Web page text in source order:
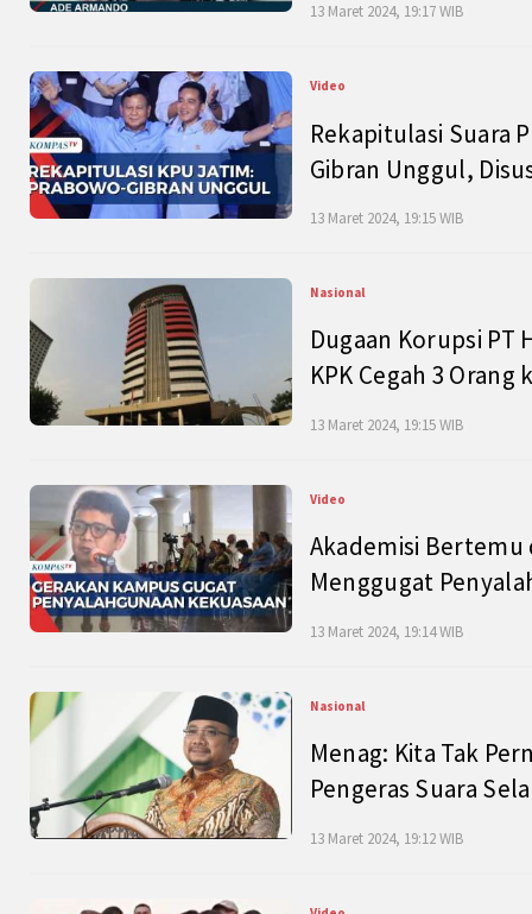
13 Maret 2024, 19:17 WIB
Video
Rekapitulasi Suara
Gibran Unggul,
13 Maret 2024, 19:15 WIB
Nasional
Dugaan Korupsi PT
KPK Cegah 3 Orang
13 Maret 2024, 19:15 WIB
Video
Akademisi Bertemu
Menggugat
13 Maret 2024, 19:14 WIB
Nasional
Menag: Kita Tak
Pengeras Suara
13 Maret 2024, 19:12 WIB